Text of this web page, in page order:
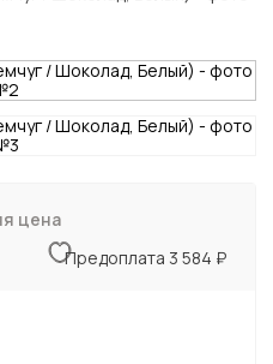
цена
Предоплата 3 584 ₽